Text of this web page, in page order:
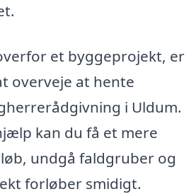
et byggeprojekt, er
overveje at hente
i Uldum.
kan du få et mere
undgå faldgruber og
forløber smidigt.